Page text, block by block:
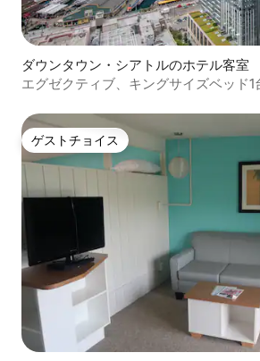
ダウンタウン・シアトルのホテル客室
エグゼクティブ、キングサイズベッド1
ゲストチョイス
ゲストチョイス